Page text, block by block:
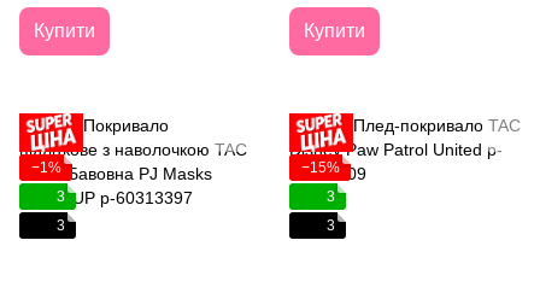
Купити Купити
−1%
3
3
−15%
3
3